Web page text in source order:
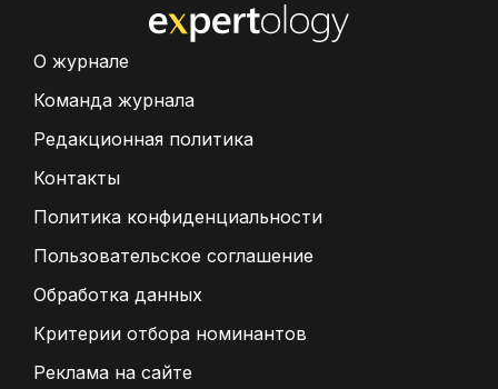
О журнале
Команда журнала
Редакционная политика
Контакты
Политика конфиденциальности
Пользовательское соглашение
Обработка данных
Критерии отбора номинантов
Реклама на сайте